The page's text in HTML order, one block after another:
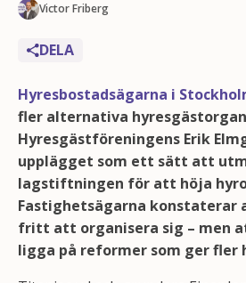
Victor Friberg
DELA
Hyresbostadsägarna i
fler alternativa
Hyresgästföreningens Erik
upplägget som ett sätt att
lagstiftningen för att höja
Fastighetsägarna konstaterar
fritt att organisera sig – men
ligga på reformer som ger fler